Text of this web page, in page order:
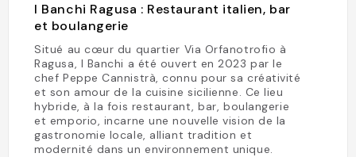
I Banchi Ragusa : Restaurant italien, bar
et boulangerie
Situé au cœur du quartier Via Orfanotrofio à
Ragusa, I Banchi a été ouvert en 2023 par le
chef Peppe Cannistrà, connu pour sa créativité
et son amour de la cuisine sicilienne. Ce lieu
hybride, à la fois restaurant, bar, boulangerie
et emporio, incarne une nouvelle vision de la
gastronomie locale, alliant tradition et
modernité dans un environnement unique.